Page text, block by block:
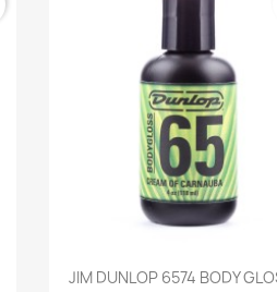
Brzi pregled
JIM DUNLOP 6574 BODY